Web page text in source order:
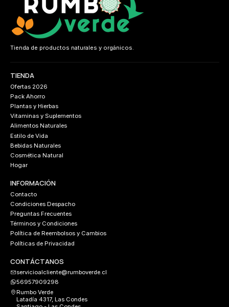
Tienda de productos naturales y orgánicos.
TIENDA
Ofertas 2026
Pack Ahorro
Plantas y Hierbas
Vitaminas y Suplementos
Alimentos Naturales
Estilo de Vida
Bebidas Naturales
Cosmética Natural
Hogar
INFORMACIÓN
Contacto
Condiciones Despacho
Preguntas Frecuentes
Términos y Condiciones
Política de Reembolsos y Cambios
Políticas de Privacidad
CONTÁCTANOS
servicioalcliente@rumboverde.cl
56957909298
Rumbo Verde
Latadía 4317, Las Condes